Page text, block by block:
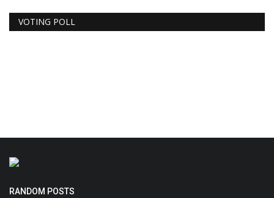
VOTING POLL
RANDOM POSTS